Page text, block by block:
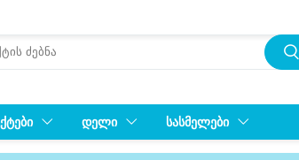
ᲓᲔᲚᲘ ᲡᲐᲡᲛᲔᲚᲔᲑᲘ